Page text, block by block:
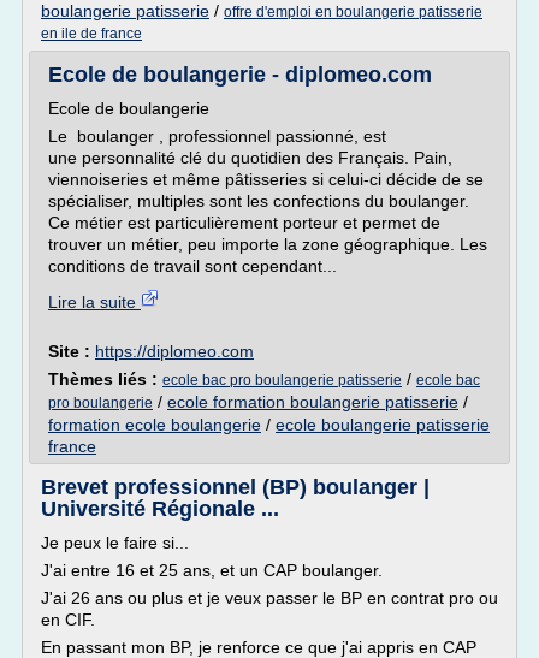
boulangerie patisserie / offre d'emploi en boulangerie patisserie
en ile de france
Ecole de boulangerie - diplomeo.com
Ecole de boulangerie
Le boulanger , professionnel passionné, est
une personnalité clé du quotidien des Français. Pain,
viennoiseries et même pâtisseries si celui-ci décide de se
spécialiser, multiples sont les confections du boulanger.
Ce métier est particulièrement porteur et permet de
trouver un métier, peu importe la zone géographique. Les
conditions de travail sont cependant...
Lire la suite
Site : https://diplomeo.com
Thèmes liés : ecole bac pro boulangerie patisserie / ecole bac
pro boulangerie / ecole formation boulangerie patisserie /
formation ecole boulangerie / ecole boulangerie patisserie
france
Brevet professionnel (BP) boulanger |
Université Régionale ...
Je peux le faire si...
J'ai entre 16 et 25 ans, et un CAP boulanger.
J'ai 26 ans ou plus et je veux passer le BP en contrat pro ou
en CIF.
En passant mon BP, je renforce ce que j'ai appris en CAP